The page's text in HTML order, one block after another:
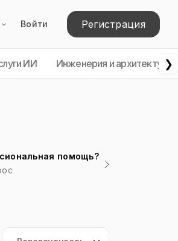
Войти Регистрация
ИИ Инженерия и архитектура
❯
помощь?